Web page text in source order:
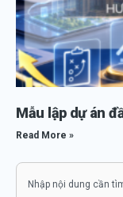
Mẫu lập dự án
Read More »